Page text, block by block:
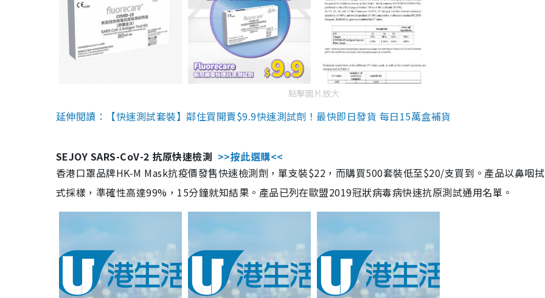
點擊圖片放大
延伸閱讀：【快速測試套裝】鄰住買開賣$9.9快速測試劑！最快即日發貨 每日15萬盒補貨
SEJOY SARS-CoV-2 抗原快速檢測 >>按此選購<<
香港口罩品牌HK-M Mask抗疫價發售快速檢測劑，單支裝$22，而購買500套裝低至$20/支買到。產品以鼻咽
式採樣，準確性高達99%，15分鐘就知結果。產品已列在歐盟2019冠狀病毒病快速抗原測試通用名單。